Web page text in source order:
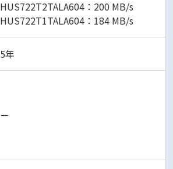
HUS722T2TALA604：200 MB/s
HUS722T1TALA604：184 MB/s
5年
－